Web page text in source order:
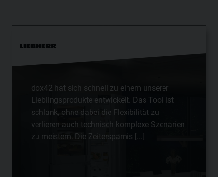
dox42 hat sich schnell zu einem unserer
Lieblingsprodukte entwickelt. Das Tool ist
schlank, ohne dabei die Flexibilität zu
verlieren auch technisch komplexe Szenarien
zu meistern. Die Zeitersparnis [...]